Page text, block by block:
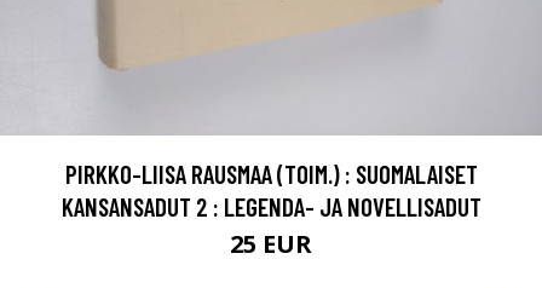
PIRKKO-LIISA RAUSMAA (TOIM.) : SUOMALAISET
KANSANSADUT 2 : LEGENDA- JA NOVELLISADUT
25 EUR